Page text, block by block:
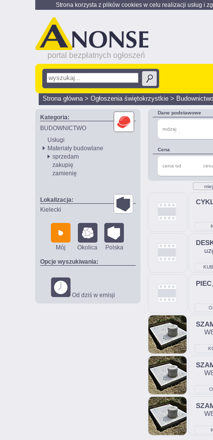
Strona korzysta z plików cookies w celu realizacji usług i
portal bezpłatnych ogłoszeń
Strona główna> Ogłoszenia świętokrzystkie > Budownictwo
Kategoria:
BUDOWNICTWO
Usługi
Materiały budowlane
sprzedam
zakupię
zamienię
Lokalizacja:
Kielecki
Mój Okolica Polska
Opcje wyszukiwania:
Od dziś w emisji
Dane podstawowe
rodzaj
przedmiotu
Cena
cena od
PIEC